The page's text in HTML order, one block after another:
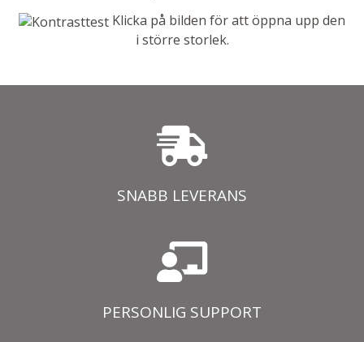
Klicka på bilden för att öppna upp den
i större storlek.
SNABB LEVERANS
PERSONLIG SUPPORT